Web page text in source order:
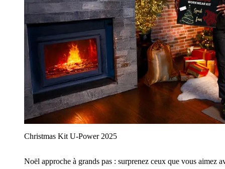
Christmas Kit U‑Power 2025
Noël approche à grands pas : surprenez ceux que vous aimez